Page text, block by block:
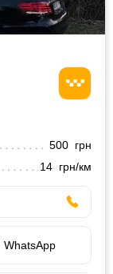
500 грн
14 грн/км
WhatsApp